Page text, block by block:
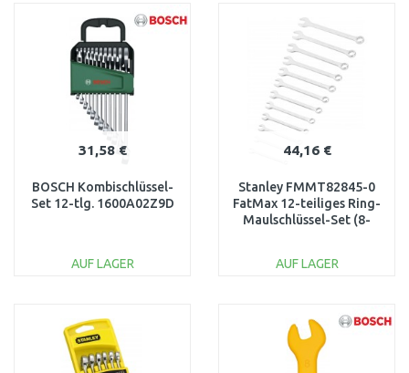
Vergleichen Vergleichen
31,58 €
BOSCH Kombischlüssel-
Set 12-tlg. 1600A02Z9D
AUF LAGER
Vergleichen
44,16 €
Stanley FMMT82845-0
FatMax 12-teiliges Ring-
Maulschlüssel-Set (8-
AUF LAGER
Vergleichen